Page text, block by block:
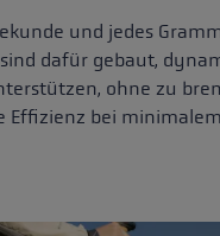
und jedes
dafür gebaut,
ohne zu
Effizienz bei